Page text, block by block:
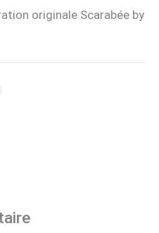
originale Scarabée by